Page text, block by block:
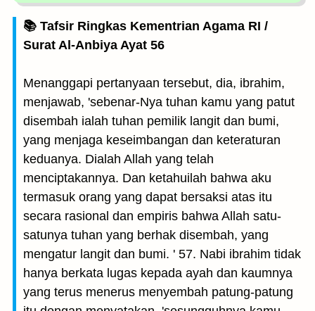
📚 Tafsir Ringkas Kementrian Agama RI /
Surat Al-Anbiya Ayat 56
Menanggapi pertanyaan tersebut, dia, ibrahim,
menjawab, 'sebenar-Nya tuhan kamu yang patut
disembah ialah tuhan pemilik langit dan bumi,
yang menjaga keseimbangan dan keteraturan
keduanya. Dialah Allah yang telah
menciptakannya. Dan ketahuilah bahwa aku
termasuk orang yang dapat bersaksi atas itu
secara rasional dan empiris bahwa Allah satu-
satunya tuhan yang berhak disembah, yang
mengatur langit dan bumi. ' 57. Nabi ibrahim tidak
hanya berkata lugas kepada ayah dan kaumnya
yang terus menerus menyembah patung-patung